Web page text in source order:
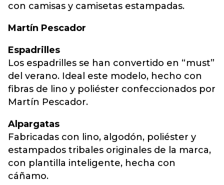
con camisas y camisetas estampadas.
Martín Pescador
Espadrilles
Los espadrilles se han convertido en “must”
del verano. Ideal este modelo, hecho con
fibras de lino y poliéster confeccionados por
Martín Pescador.
Alpargatas
Fabricadas con lino, algodón, poliéster y
estampados tribales originales de la marca,
con plantilla inteligente, hecha con
cáñamo.